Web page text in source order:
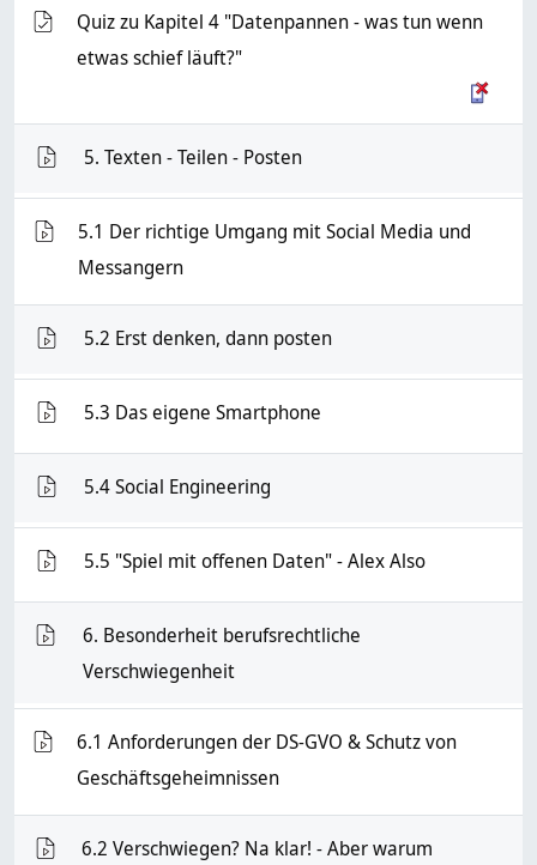
Quiz zu Kapitel 4 "Datenpannen - was tun wenn
etwas schief läuft?"Test
5. Texten - Teilen - PostenVMS
5.1 Der richtige Umgang mit Social Media und
MessangernVMS
5.2 Erst denken, dann postenVMS
5.3 Das eigene Smartphone
5.4 Social Engineering
5.5 "Spiel mit offenen Daten" - Alex AlsoVMS
6. Besonderheit berufsrechtliche
VerschwiegenheitVMS
6.1 Anforderungen der DS-GVO & Schutz von
GeschäftsgeheimnissenVMS
6.2 Verschwiegen? Na klar! - Aber warum